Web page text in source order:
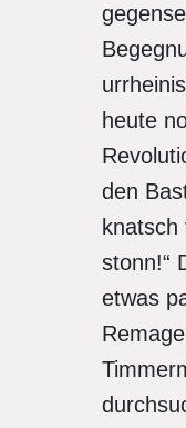
heute
den
stonn!“
etwas